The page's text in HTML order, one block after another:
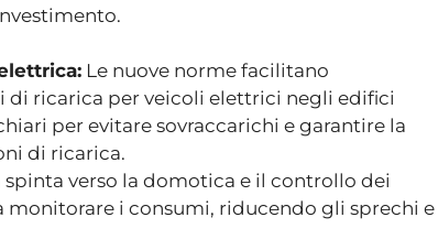
Le nuove norme facilitano
di ricarica per veicoli elettrici negli edifici
per evitare sovraccarichi e garantire la
di ricarica.
spinta verso la domotica e il controllo dei
monitorare i consumi, riducendo gli sprechi e